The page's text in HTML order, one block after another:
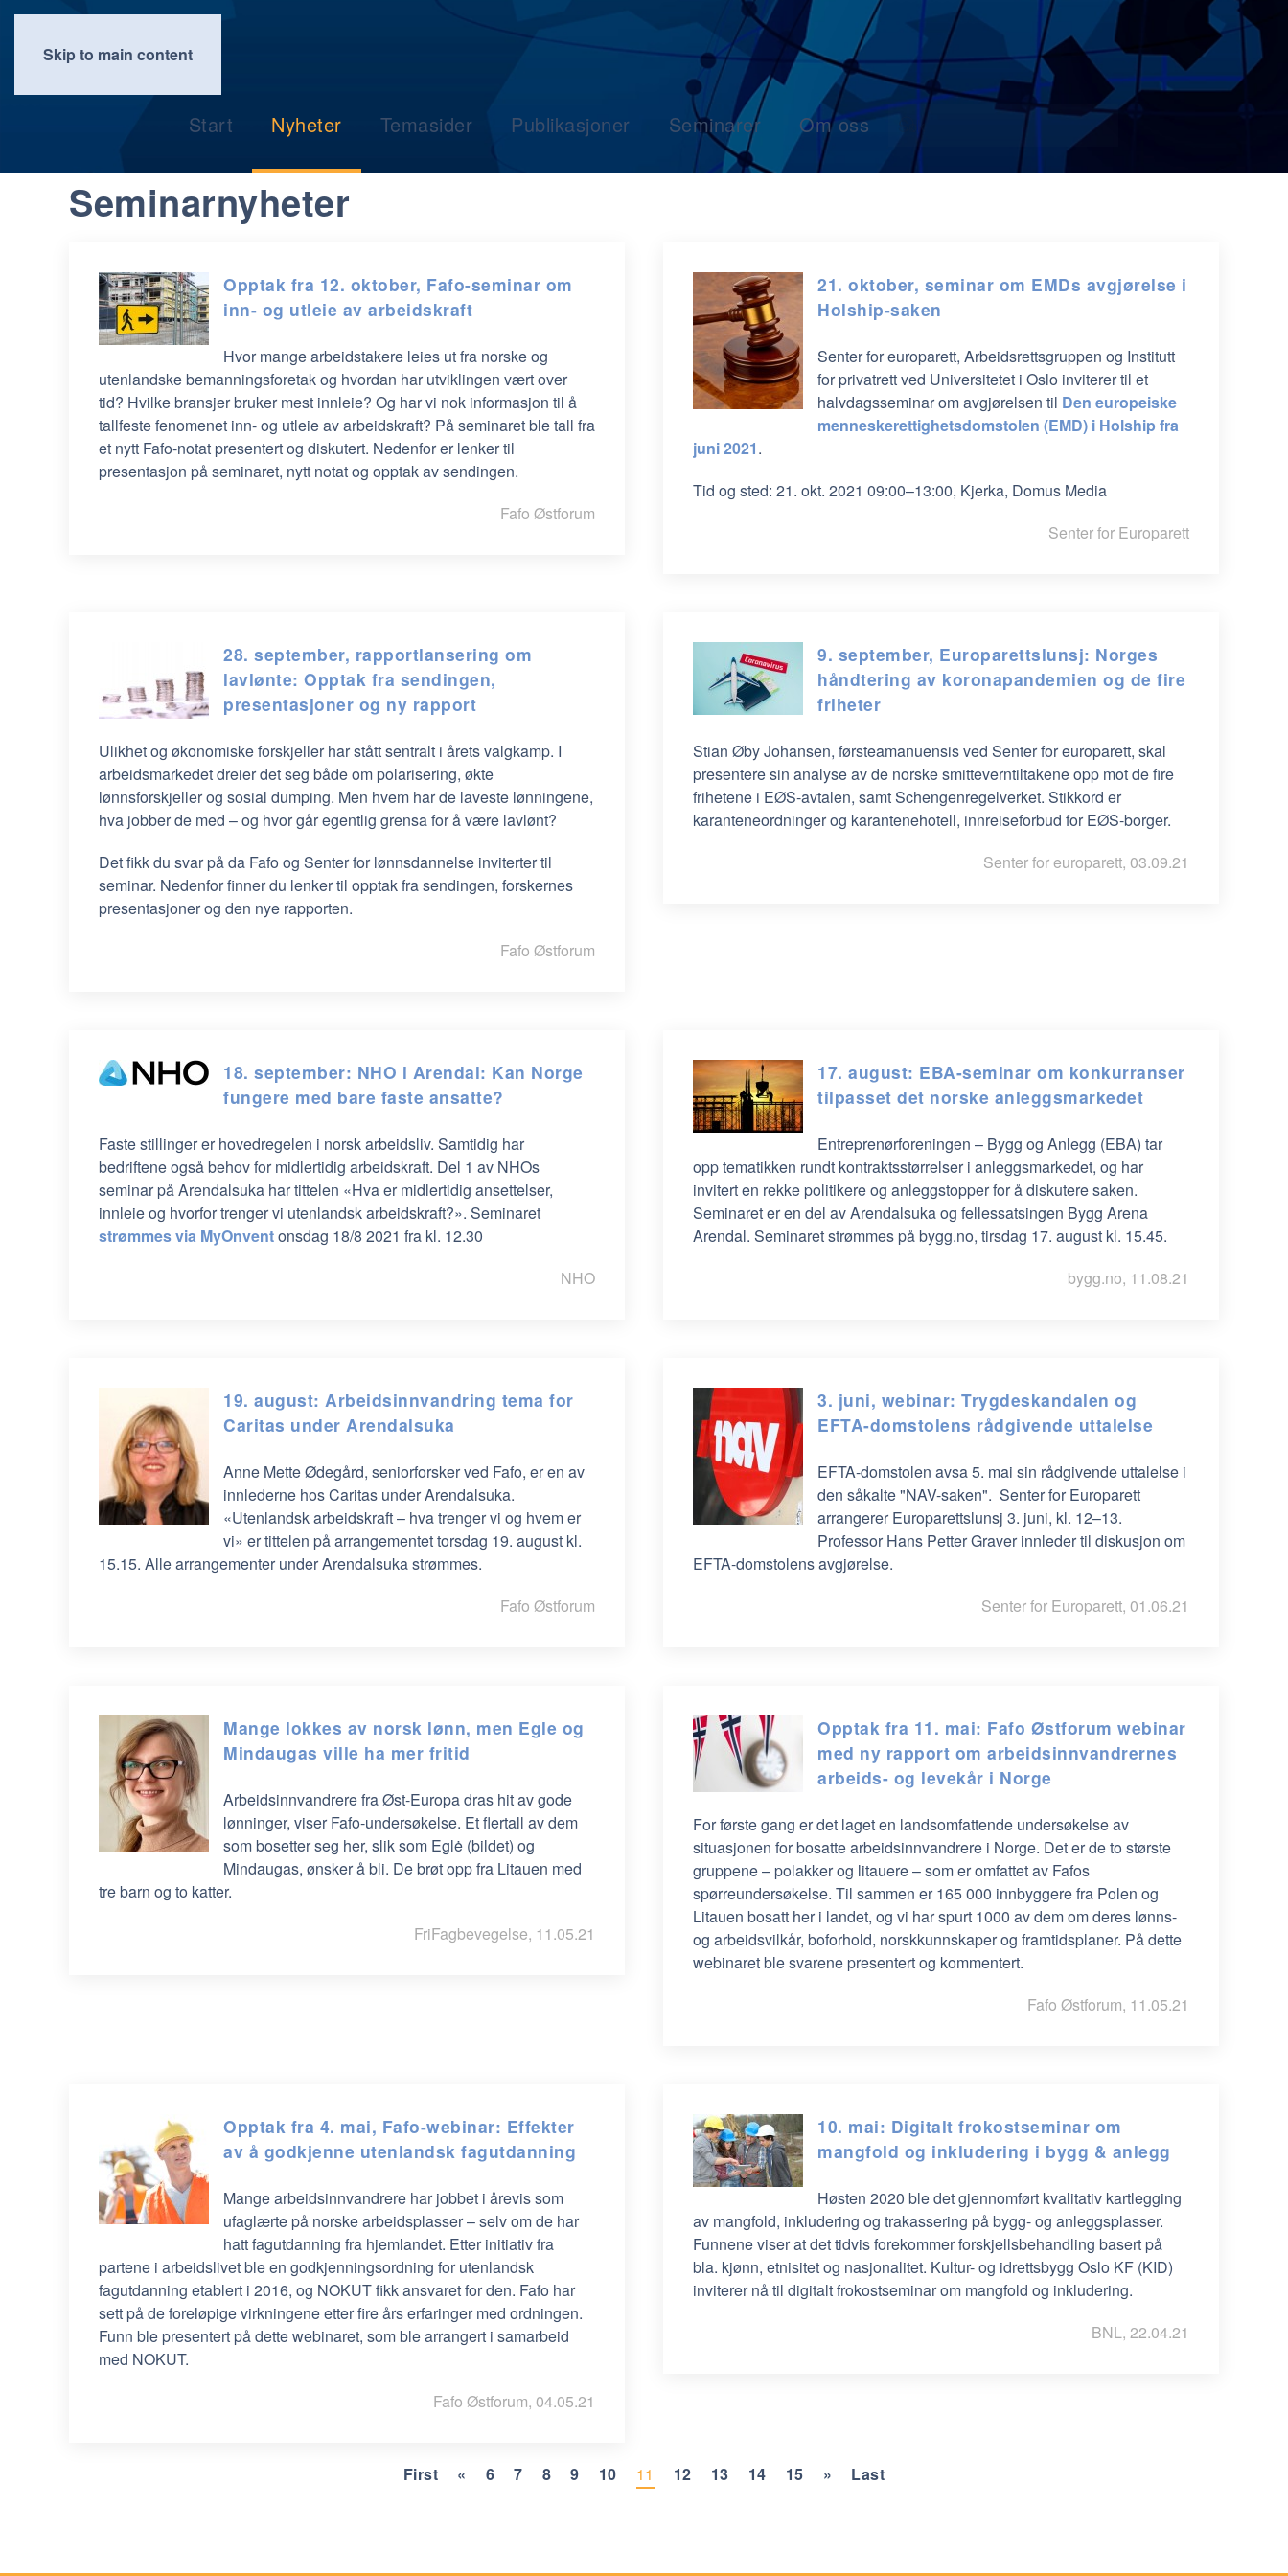
Skip to main content
Start Nyheter Temasider Publikasjoner Seminarer Om oss
Seminarnyheter
Opptak fra 12. oktober, Fafo-seminar om
inn- og utleie av arbeidskraft
Hvor mange arbeidstakere leies ut fra norske og
utenlandske bemanningsforetak og hvordan har utviklingen vært over
tid? Hvilke bransjer bruker mest innleie? Og har vi nok informasjon til å
tallfeste fenomenet inn- og utleie av arbeidskraft? På seminaret ble tall fra
et nytt Fafo-notat presentert og diskutert. Nedenfor er lenker til
presentasjon på seminaret, nytt notat og opptak av sendingen.
Fafo Østforum
21. oktober, seminar om EMDs avgjørelse i
Holship-saken
Senter for europarett, Arbeidsrettsgruppen og Institutt
for privatrett ved Universitetet i Oslo inviterer til et
halvdagsseminar om avgjørelsen til Den europeiske
menneskerettighetsdomstolen (EMD) i Holship fra
juni 2021.
Tid og sted: 21. okt. 2021 09:00–13:00, Kjerka, Domus Media
Senter for Europarett
28. september, rapportlansering om
lavlønte: Opptak fra sendingen,
presentasjoner og ny rapport
Ulikhet og økonomiske forskjeller har stått sentralt i årets valgkamp. I
arbeidsmarkedet dreier det seg både om polarisering, økte
lønnsforskjeller og sosial dumping. Men hvem har de laveste lønningene,
hva jobber de med – og hvor går egentlig grensa for å være lavlønt?
Det fikk du svar på da Fafo og Senter for lønnsdannelse inviterter til
seminar. Nedenfor finner du lenker til opptak fra sendingen, forskernes
presentasjoner og den nye rapporten.
Fafo Østforum
9. september, Europarettslunsj: Norges
håndtering av koronapandemien og de fire
friheter
Stian Øby Johansen, førsteamanuensis ved Senter for europarett, skal
presentere sin analyse av de norske smitteverntiltakene opp mot de fire
frihetene i EØS-avtalen, samt Schengenregelverket. Stikkord er
karanteneordninger og karantenehotell, innreiseforbud for EØS-borger.
Senter for europarett, 03.09.21
18. september: NHO i Arendal: Kan Norge
fungere med bare faste ansatte?
Faste stillinger er hovedregelen i norsk arbeidsliv. Samtidig har
bedriftene også behov for midlertidig arbeidskraft. Del 1 av NHOs
seminar på Arendalsuka har tittelen «Hva er midlertidig ansettelser,
innleie og hvorfor trenger vi utenlandsk arbeidskraft?». Seminaret
strømmes via MyOnventonsdag 18/8 2021 fra kl. 12.30
NHO
17. august: EBA-seminar om konkurranser
tilpasset det norske anleggsmarkedet
Entreprenørforeningen – Bygg og Anlegg (EBA) tar
opp tematikken rundt kontraktsstørrelser i anleggsmarkedet, og har
invitert en rekke politikere og anleggstopper for å diskutere saken.
Seminaret er en del av Arendalsuka og fellessatsingen Bygg Arena
Arendal. Seminaret strømmes på bygg.no, tirsdag 17. august kl. 15.45.
bygg.no, 11.08.21
19. august: Arbeidsinnvandring tema for
Caritas under Arendalsuka
Anne Mette Ødegård, seniorforsker ved Fafo, er en av
innlederne hos Caritas under Arendalsuka.
«Utenlandsk arbeidskraft – hva trenger vi og hvem er
vi» er tittelen på arrangementet torsdag 19. august kl.
15.15. Alle arrangementer under Arendalsuka strømmes.
Fafo Østforum
3. juni, webinar: Trygdeskandalen og
EFTA-domstolens rådgivende uttalelse
EFTA-domstolen avsa 5. mai sin rådgivende uttalelse i
den såkalte "NAV-saken". Senter for Europarett
arrangerer Europarettslunsj 3. juni, kl. 12–13.
Professor Hans Petter Graver innleder til diskusjon om
EFTA-domstolens avgjørelse.
Senter for Europarett, 01.06.21
Mange lokkes av norsk lønn, men Egle og
Mindaugas ville ha mer fritid
Arbeidsinnvandrere fra Øst-Europa dras hit av gode
lønninger, viser Fafo-undersøkelse. Et flertall av dem
som bosetter seg her, slik som Eglė (bildet) og
Mindaugas, ønsker å bli. De brøt opp fra Litauen med
tre barn og to katter.
FriFagbevegelse, 11.05.21
Opptak fra 11. mai: Fafo Østforum webinar
med ny rapport om arbeidsinnvandrernes
arbeids- og levekår i Norge
For første gang er det laget en landsomfattende undersøkelse av
situasjonen for bosatte arbeidsinnvandrere i Norge. Det er de to største
gruppene – polakker og litauere – som er omfattet av Fafos
spørreundersøkelse. Til sammen er 165 000 innbyggere fra Polen og
Litauen bosatt her i landet, og vi har spurt 1000 av dem om deres lønns-
og arbeidsvilkår, boforhold, norskkunnskaper og framtidsplaner. På dette
webinaret ble svarene presentert og kommentert.
Fafo Østforum, 11.05.21
Opptak fra 4. mai, Fafo-webinar: Effekter
av å godkjenne utenlandsk fagutdanning
Mange arbeidsinnvandrere har jobbet i årevis som
ufaglærte på norske arbeidsplasser – selv om de har
hatt fagutdanning fra hjemlandet. Etter initiativ fra
partene i arbeidslivet ble en godkjenningsordning for utenlandsk
fagutdanning etablert i 2016, og NOKUT fikk ansvaret for den. Fafo har
sett på de foreløpige virkningene etter fire års erfaringer med ordningen.
Funn ble presentert på dette webinaret, som ble arrangert i samarbeid
med NOKUT.
Fafo Østforum, 04.05.21
10. mai: Digitalt frokostseminar om
mangfold og inkludering i bygg & anlegg
Høsten 2020 ble det gjennomført kvalitativ kartlegging
av mangfold, inkludering og trakassering på bygg- og anleggsplasser.
Funnene viser at det tidvis forekommer forskjellsbehandling basert på
bla. kjønn, etnisitet og nasjonalitet. Kultur- og idrettsbygg Oslo KF (KID)
inviterer nå til digitalt frokostseminar om mangfold og inkludering.
BNL, 22.04.21
First « 6 7 8 9 10 11 12 13 14 15 » Last